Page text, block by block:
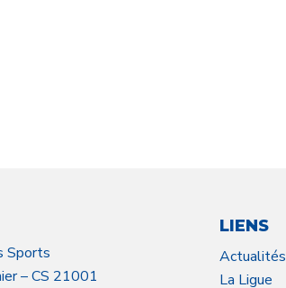
Sports
– CS 21001
LIENS
Actualités
La Ligue